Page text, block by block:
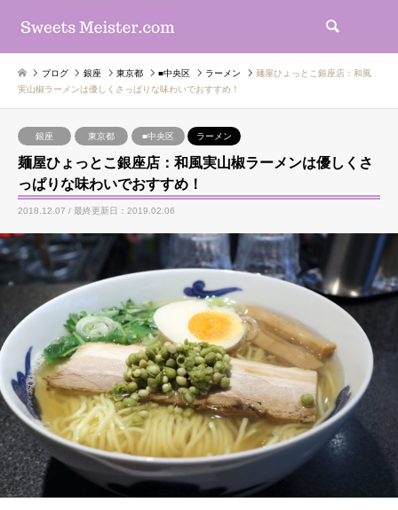
ブログ 銀座 東京都 ■中央区 ラーメン
麺屋ひょっとこ銀座店：和風
実山椒ラーメンは優しくさっぱりな味わいでおすすめ！
銀座 東京都 ■中央区 ラーメン
麺屋ひょっとこ銀座店：和風実山椒ラーメンは優しくさ
っぱりな味わいでおすすめ！
2018.12.07 / 最終更新日：2019.02.06